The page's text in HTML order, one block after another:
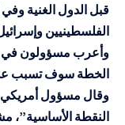
قبل الدول الغنية
الفلسطينيين
وأعرب مسؤولون في
الخطة سوف تسبب
وقال مسؤول أمريكي
النقطة الأساسية”،